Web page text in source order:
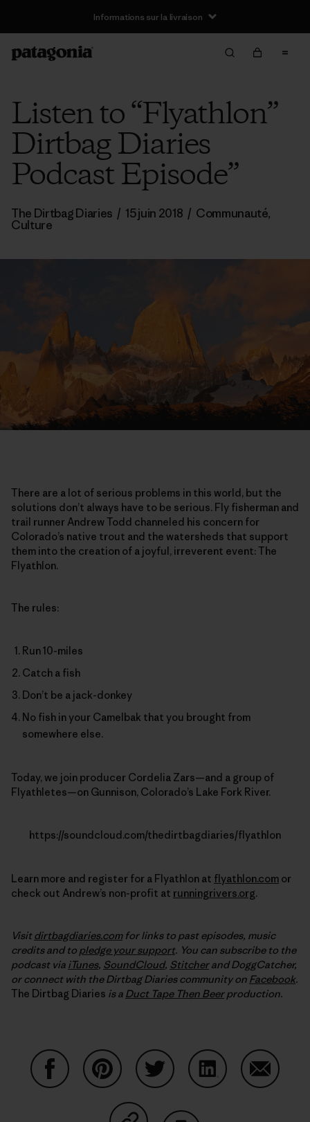
Informations sur la livraison
Listen to “Flyathlon”
Dirtbag Diaries
Podcast Episode”
The Dirtbag Diaries / 15 juin 2018 / Communauté,
Culture
There are a lot of serious problems in this world, but the
solutions don’t always have to be serious. Fly fisherman and
trail runner Andrew Todd channeled his concern for
Colorado’s native trout and the watersheds that support
them into the creation of a joyful, irreverent event: The
Flyathlon.
The rules:
Run 10-miles
Catch a fish
Don’t be a jack-donkey
No fish in your Camelbak that you brought from
somewhere else.
Today, we join producer Cordelia Zars—and a group of
Flyathletes—on Gunnison, Colorado’s Lake Fork River.
https://soundcloud.com/thedirtbagdiaries/flyathlon
Learn more and register for a Flyathlon at flyathlon.com or
check out Andrew’s non-profit at runningrivers.org.
Visitdirtbagdiaries.comfor links to past episodes, music
credits and to pledge your support. You can subscribe to the
podcast via iTunes, SoundCloud, Stitcherand DoggCatcher,
or connect with the Dirtbag Diaries community on Facebook.
The Dirtbag Diaries is a Duct Tape Then Beerproduction.